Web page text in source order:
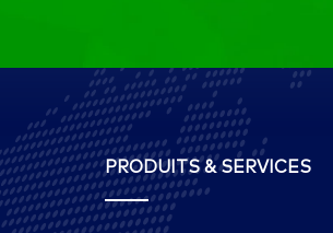
PRODUITS & SERVICES